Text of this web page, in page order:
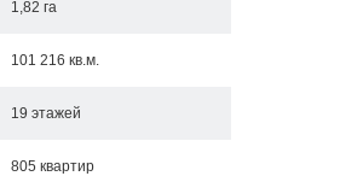
1,82 га
101 216 кв.м.
19 этажей
805 квартир